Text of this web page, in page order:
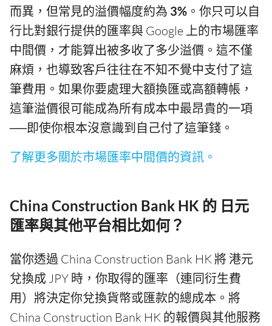
而異，但常見的溢價幅度約為 3% 。你只可以自
行比對銀行提供的匯率與 Google 上的市場匯率
中間價，才能算出被多收了多少溢價。這不僅
麻煩，也導致客戶往往在不知不覺中支付了這
筆費用。如果你要處理大額換匯或高額轉帳，
這筆溢價很可能成為所有成本中最昂貴的一項
──即使你根本沒意識到自己付了這筆錢。
了解更多關於市場匯率中間價的資訊。
China Construction Bank HK 的 日元
匯率與其他平台相比如何？
當你透過 China Construction Bank HK 將 港元
兌換成 JPY 時，你取得的匯率（連同衍生費
用）將決定你兌換貨幣或匯款的總成本。將
China Construction Bank HK 的報價與其他服務